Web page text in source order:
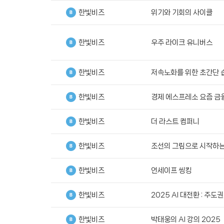
한빛비즈 위기와 기회의 사이클
한빛비즈 우주 라이크 유니버스
한빛비즈 저속노화를 위한 초간단
한빛비즈 경제 에스프레소 요즘 금
한빛비즈 더 라스트 컴퍼니
한빛비즈 조선의 그림으로 시작하
한빛비즈 언세이프 씽킹
한빛비즈 2025 AI 대전환 : 주도
한빛비즈 박태웅의 AI 강의 2025